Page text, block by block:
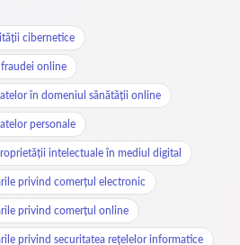
cibernetice
online
în domeniul sănătății online
personale
intelectuale în mediul digital
privind comerțul electronic
privind comerțul online
privind securitatea rețelelor informatice